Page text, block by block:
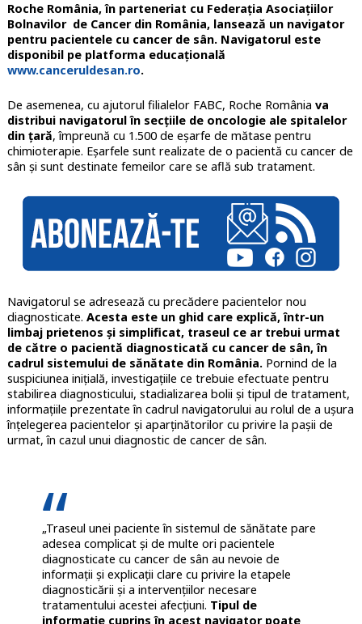
Roche România, în parteneriat cu Federaţia Asociaţiilor
Bolnavilor de Cancer din România, lansează un navigator
pentru pacientele cu cancer de sân. Navigatorul este
disponibil pe platforma educaţională
www.canceruldesan.ro.
De asemenea, cu ajutorul filialelor FABC, Roche România va
distribui navigatorul în secţiile de oncologie ale spitalelor
din ţară, împreună cu 1.500 de eșarfe de mătase pentru
chimioterapie. Eșarfele sunt realizate de o pacientă cu cancer de
sân și sunt destinate femeilor care se află sub tratament.
Navigatorul se adresează cu precădere pacientelor nou
diagnosticate. Acesta este un ghid care explică, într-un
limbaj prietenos şi simplificat, traseul ce ar trebui urmat
de către o pacientă diagnosticată cu cancer de sân, în
cadrul sistemului de sănătate din România.Pornind de la
suspiciunea iniţială, investigaţiile ce trebuie efectuate pentru
stabilirea diagnosticului, stadializarea bolii şi tipul de tratament,
informaţiile prezentate în cadrul navigatorului au rolul de a uşura
înţelegerea pacientelor şi aparţinătorilor cu privire la paşii de
urmat, în cazul unui diagnostic de cancer de sân.
„Traseul unei paciente în sistemul de sănătate pare
adesea complicat şi de multe ori pacientele
diagnosticate cu cancer de sân au nevoie de
informaţii şi explicaţii clare cu privire la etapele
diagnosticării şi a intervențiilor necesare
tratamentului acestei afecţiuni. Tipul de
informaţie cuprins în acest navigator poate